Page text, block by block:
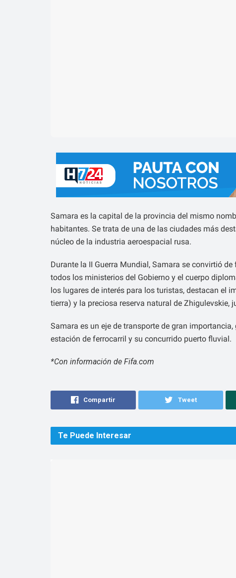
Samara es la capital de la provincia del mismo
habitantes. Se trata de una de las ciudades más
núcleo de la industria aeroespacial rusa.
Durante la II Guerra Mundial, Samara se convirtió
todos los ministerios del Gobierno y el cuerpo
los lugares de interés para los turistas, destacan el
tierra) y la preciosa reserva natural de Zhigulevskie,
Samara es un eje de transporte de gran
estación de ferrocarril y su concurrido puerto fluvial.
*Con información de Fifa.com
Compartir Tweet
Te Puede Interesar